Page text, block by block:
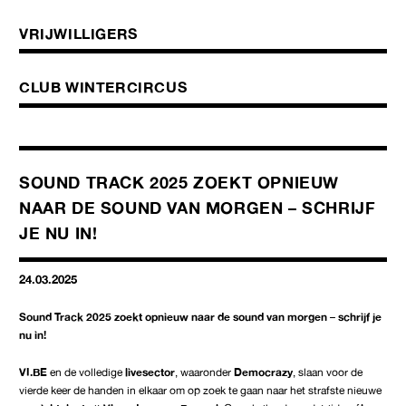
SOUND TRACK 2025 ZOEKT OPNIEUW
NAAR DE SOUND VAN MORGEN – SCHRIJF
JE NU IN!
24.03.2025
Sound Track 2025 zoekt opnieuw naar de sound van morgen – schrijf je
nu in!
VI.BE en de volledigelivesector, waaronder Democrazy, slaan voor de
vierde keer de handen in elkaar om op zoek te gaan naar het strafste nieuwe
VRIJWILLIGERS
CLUB WINTERCIRCUS